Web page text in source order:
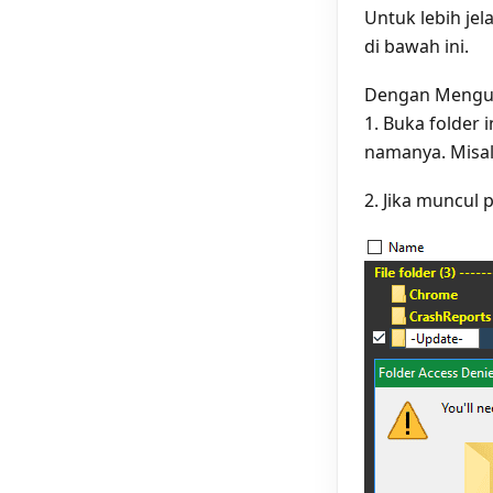
Untuk lebih
di bawah ini.
Dengan
1. Buka folder
namanya.
2. Jika muncul